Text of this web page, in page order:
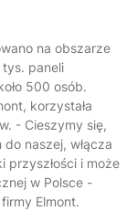
na obszarze
paneli
500 osób.
korzystała
- Cieszymy się,
naszej, włącza
przyszłości i może
w Polsce -
Elmont.